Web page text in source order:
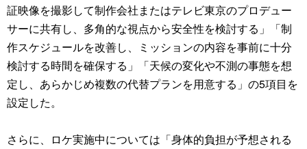
証映像を撮影して制作会社またはテレビ東京のプロデュー
サーに共有し、多角的な視点から安全性を検討する」「制
作スケジュールを改善し、ミッションの内容を事前に十分
検討する時間を確保する」「天候の変化や不測の事態を想
定し、あらかじめ複数の代替プランを用意する」の5項目を
設定した。
さらに、ロケ実施中については「身体的負担が予想される